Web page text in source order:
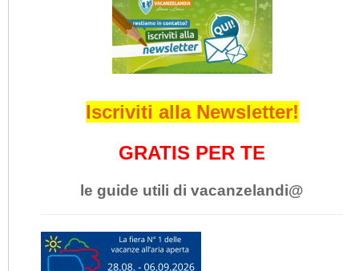
Iscriviti alla Newsletter!
GRATIS PER TE
le guide utili di vacanzelandi@